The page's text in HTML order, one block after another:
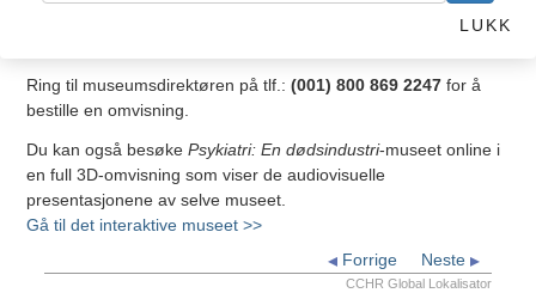
Ta med deg vennene dine, familien din og alle andre som
Ring til museumsdirektøren på tlf.:(001) 800 869 2247 for å
bestille en omvisning.
Du kan også besøkePsykiatri: En dødsindustri-museet online i
en full 3D-omvisning som viser de audiovisuelle
presentasjonene av selve museet.
Gå til det interaktive museet >>
Neste
Forrige
CCHR Global Lokalisator
LUKK